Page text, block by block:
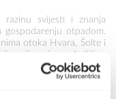
svijesti i znanja
otpadom.
otoka Hvara, Šolte i
nije svjesno količine
ciljnih skupina
te jedna od prvih